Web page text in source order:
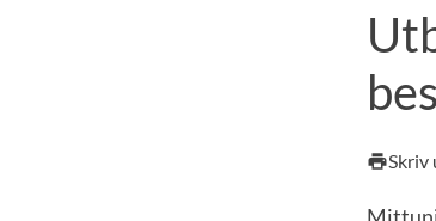
printSkriv